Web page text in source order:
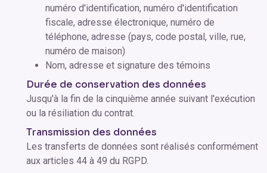
numéro d'identification, numéro d'identification
fiscale, adresse électronique, numéro de
téléphone, adresse (pays, code postal, ville, rue,
numéro de maison)
Nom, adresse et signature des témoins
Durée de conservation des données
Jusqu'à la fin de la cinquième année suivant l'exécution
ou la résiliation du contrat.
Transmission des données
Les transferts de données sont réalisés conformément
aux articles 44 à 49 du RGPD.